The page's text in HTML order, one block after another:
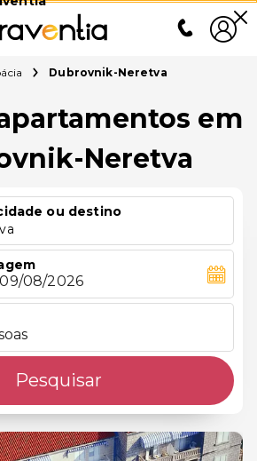
Dubrovnik-Neretva
em
Neretva
ou destino
09/08/2026
Pesquisar